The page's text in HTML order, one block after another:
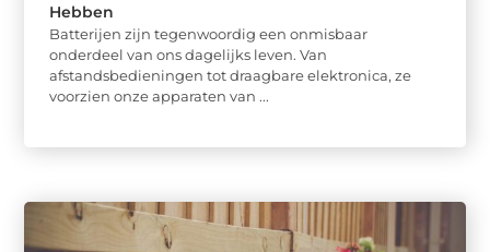
Hebben
Batterijen zijn tegenwoordig een onmisbaar
onderdeel van ons dagelijks leven. Van
afstandsbedieningen tot draagbare elektronica, ze
voorzien onze apparaten van ...